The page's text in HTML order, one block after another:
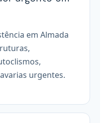
em Almada
urgentes.